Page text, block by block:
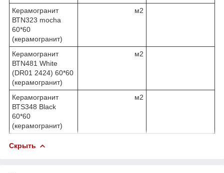
Керамогранит
ВТN323 mocha
60*60
(керамогранит)
м2
Керамогранит
ВТN481 White
(DR01 2424) 60*60
(керамогранит)
м2
Керамогранит
ВТS348 Black
60*60
(керамогранит)
м2
Скрыть